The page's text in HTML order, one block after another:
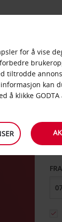
for å vise
tiltrodde
kan
å klikke